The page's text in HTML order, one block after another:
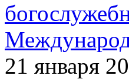
21 января